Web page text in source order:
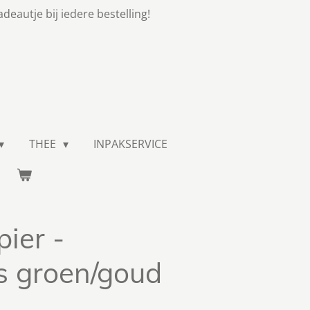
bij iedere bestelling!
THEE
INPAKSERVICE
-
groen/goud